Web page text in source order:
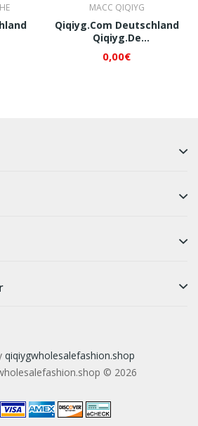
MACC QIQIYG
Qiqiyg.com Deutschland
Qiqiyg.de
QI179
0,00€
qiqiygwholesalefashion.shop
© 2026